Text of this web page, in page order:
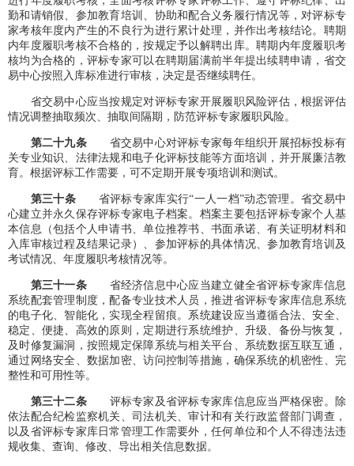
勤和请销假、参加教育培训、协助和配合义务履行情况等，对评标专
家考核年度内产生的不良行为进行累计处理，并作出考核结论。聘期
内年度履职考核不合格的，按规定予以解聘出库。聘期内年度履职考
核均为合格的，评标专家可以在聘期届满前半年提出续聘申请，省交
易中心按照入库标准进行审核，决定是否继续聘任。
省交易中心应当按规定对评标专家开展履职风险评估，根据评估
情况调整抽取频次、抽取间隔期，防范评标专家履职风险。
第二十九条 省交易中心对评标专家每年组织开展招标投标有
关专业知识、法律法规和电子化评标技能等方面培训，并开展廉洁教
育。根据评标工作需要，可不定期开展专项培训和测试。
第三十条 省评标专家库实行“一人一档”动态管理。省交易中
心建立并永久保存评标专家电子档案。档案主要包括评标专家个人基
本信息（包括个人申请书、单位推荐书、书面承诺、有关证明材料和
入库审核过程及结果记录）、参加评标的具体情况、参加教育培训及
考试情况、年度履职考核情况等。
第三十一条 省经济信息中心应当建立健全省评标专家库信息
系统配套管理制度，配备专业技术人员，推进省评标专家库信息系统
的电子化、智能化，实现全程留痕。系统建设应当遵循合法、安全、
稳定、便捷、高效的原则，定期进行系统维护、升级、备份与恢复，
及时修复漏洞，按照规定保障系统与相关平台、系统数据互联互通，
通过网络安全、数据加密、访问控制等措施，确保系统的机密性、完
整性和可用性等。
第三十二条 评标专家及省评标专家库信息应当严格保密。除
依法配合纪检监察机关、司法机关、审计和有关行政监督部门调查，
以及省评标专家库日常管理工作需要外，任何单位和个人不得违法违
规收集、查询、修改、导出相关信息数据。